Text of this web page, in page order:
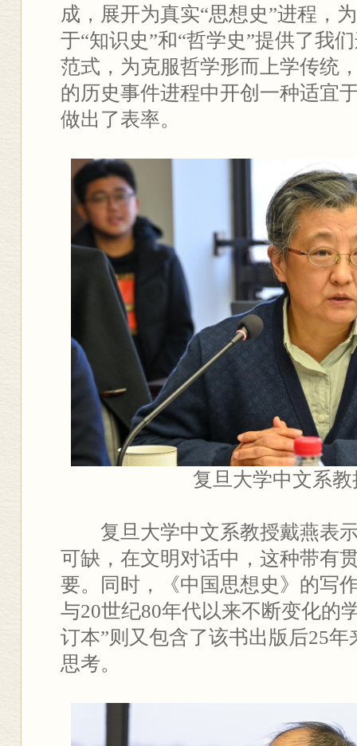
成，展开为真实“思想史”进程，
于“知识史”和“哲学史”提供了我
范式，为克服哲学形而上学传统
的历史事件进程中开创一种适宜
做出了表率。
复旦大学中文系
复旦大学中文系教授戴燕表
可缺，在文明对话中，这种带有
要。同时，《中国思想史》的写
与20世纪80年代以来不断变化的
订本”则又包含了该书出版后25
思考。